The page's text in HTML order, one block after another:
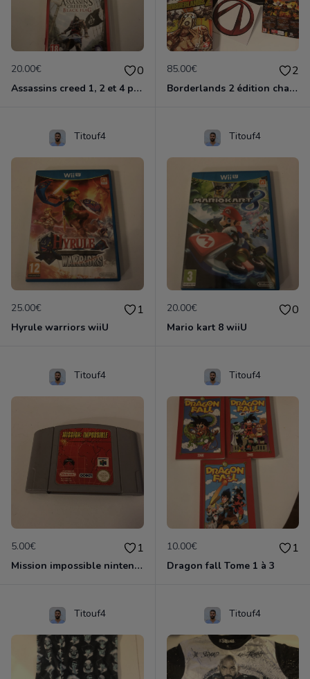
20.00€ 0
Assassins creed 1, 2 et 4 ps3
85.00€ 2
Borderlands 2 édition chasseur de l'arche ps3
Titouf4
25.00€ 1
Hyrule warriors wiiU
Titouf4
20.00€ 0
Mario kart 8 wiiU
Titouf4
5.00€ 1
Mission impossible nintendo 64
Titouf4
10.00€ 1
Dragon fall Tome 1 à 3
Titouf4 Titouf4